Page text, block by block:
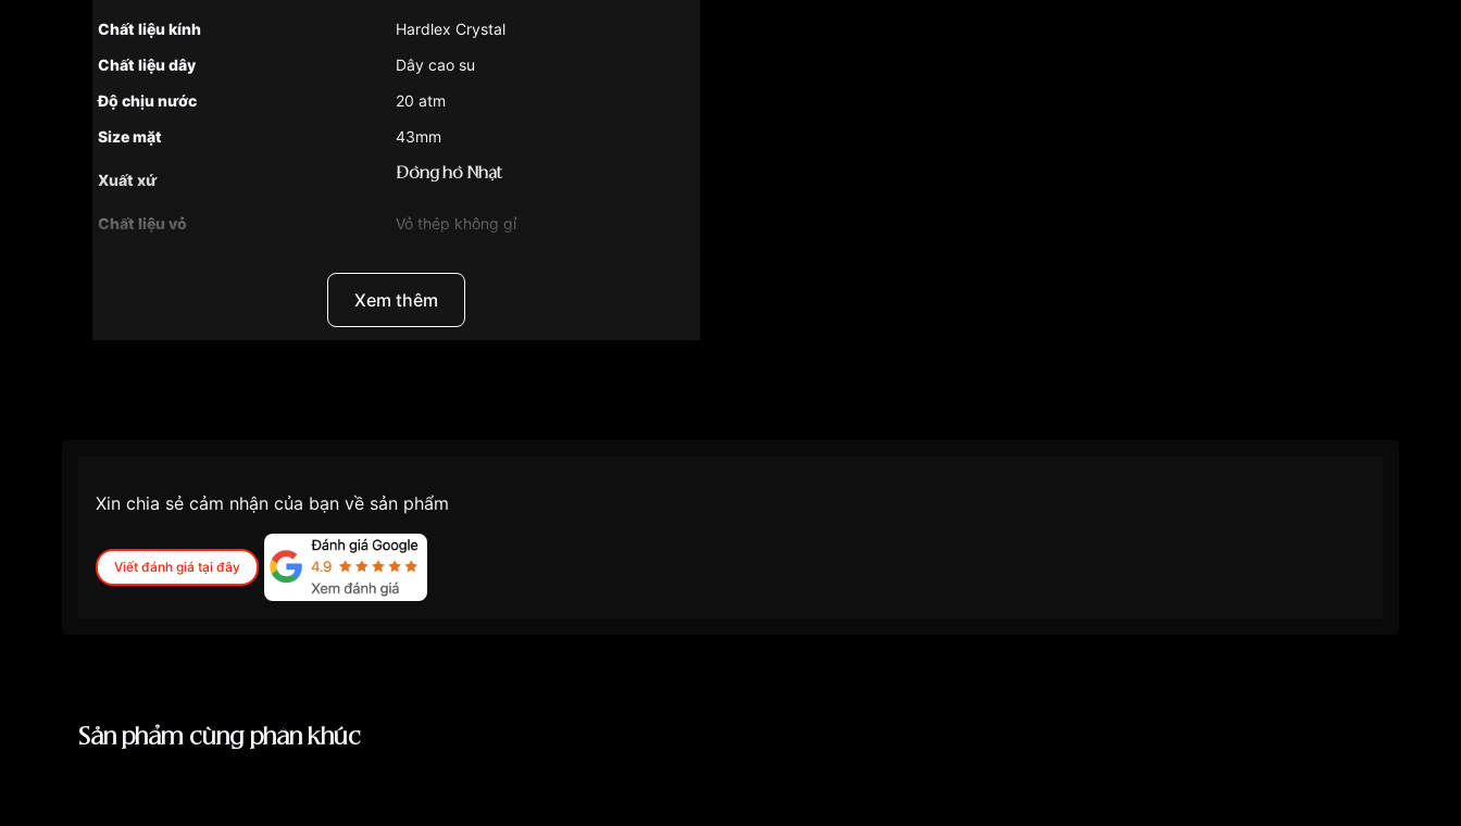
Chất liệu kính
Hardlex Crystal
Chất liệu dây
Dây cao su
Độ chịu nước
20 atm
Size mặt
43mm
Xuất xứ Đồng hồ Nhật
Chất liệu vỏ
Vỏ thép không gỉ
Bạc
Lịch ngày
Xem thêm
Xin chia sẻ cảm nhận của bạn về sản phẩm
Viết đánh giá tại đây
Sản phẩm cùng phân khúc